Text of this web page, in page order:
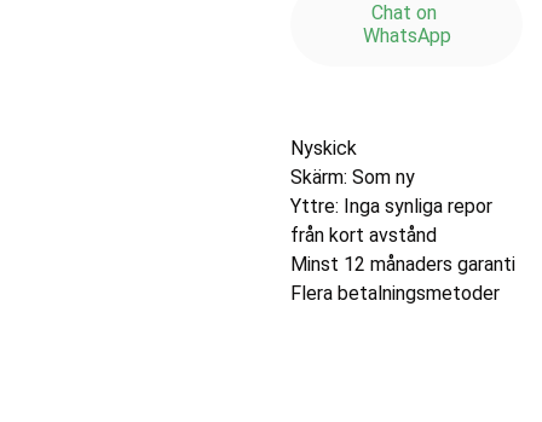
Chat on
WhatsApp
Nyskick
Skärm: Som ny
Yttre: Inga synliga repor
från kort avstånd
Minst 12 månaders garanti
Flera betalningsmetoder